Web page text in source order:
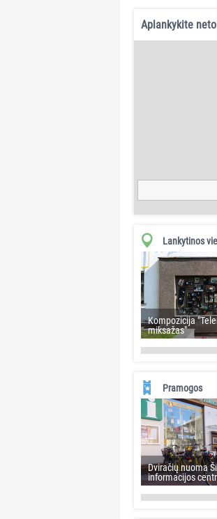
Aplankykite
Lankytinos
Kompozicija
miksažas"
Pramogos
Dviračių nuoma
informacijos